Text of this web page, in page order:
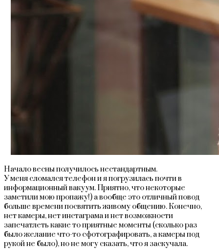
Начало весны получилось нестандартным.
У меня сломался телефон и я погрузилась почти в
информационный вакуум. Приятно, что некоторые
заметили мою пропажу!) а вообще это отличный повод
больше времени посвятить живому общению. Конечно,
нет камеры, нет инстаграма и нет возможности
запечатлеть какие то приятные моменты (сколько раз
было желание что-то сфотографировать, а камеры под
рукой не было), но не могу сказать, что я заскучала.